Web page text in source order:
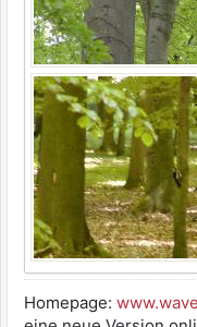
Homepage: